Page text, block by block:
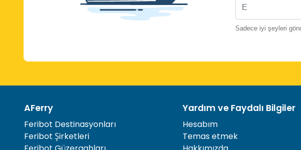
Sadece iyi şeyleri
AFerry
Feribot Destinasyonları
Feribot Şirketleri
Yardım ve Faydalı Bilgiler
Hesabım
Temas etmek